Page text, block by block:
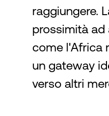
raggiungere.
prossimità ad
come l'Africa
un gateway
verso altri